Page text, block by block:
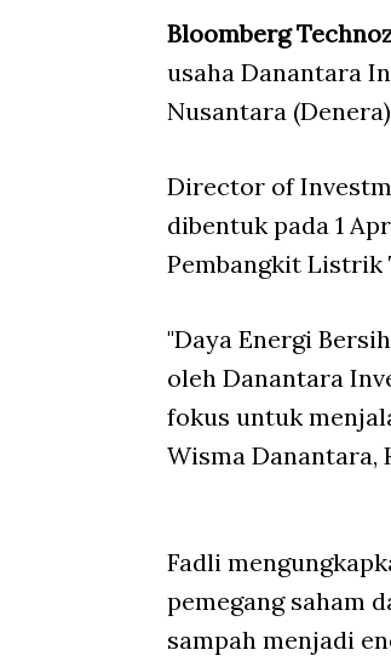
Bloomberg
usaha Danantara
Nusantara
Director of
dibentuk pada 1
Pembangkit Listrik
"Daya Energi
oleh Danantara
fokus untuk
Wisma
Fadli
pemegang saham
sampah menjadi